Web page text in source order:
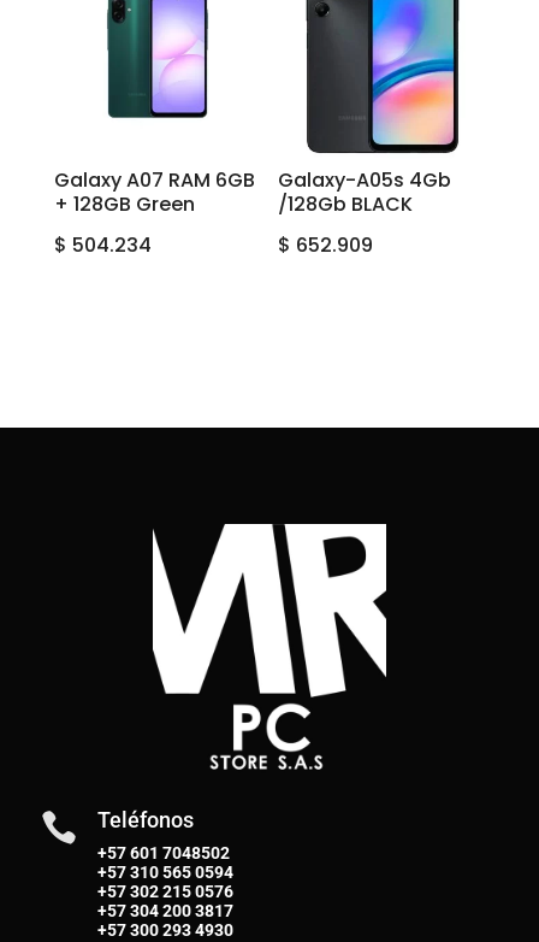
Galaxy A07 RAM 6GB
+ 128GB Green
$ 504.234
Galaxy-A05s 4Gb
/128Gb BLACK
$ 652.909
 Teléfonos
+57 601 7048502
+57310 565 0594
+57302 215 0576
+57304 200 3817
+57300 293 4930